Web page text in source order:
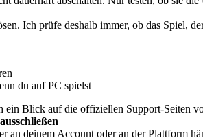
Ich prüfe deshalb immer, ob das Spiel,
du auf PC spielst
ein Blick auf die offiziellen Support-Seiten
an deinem Account oder an der Plattform